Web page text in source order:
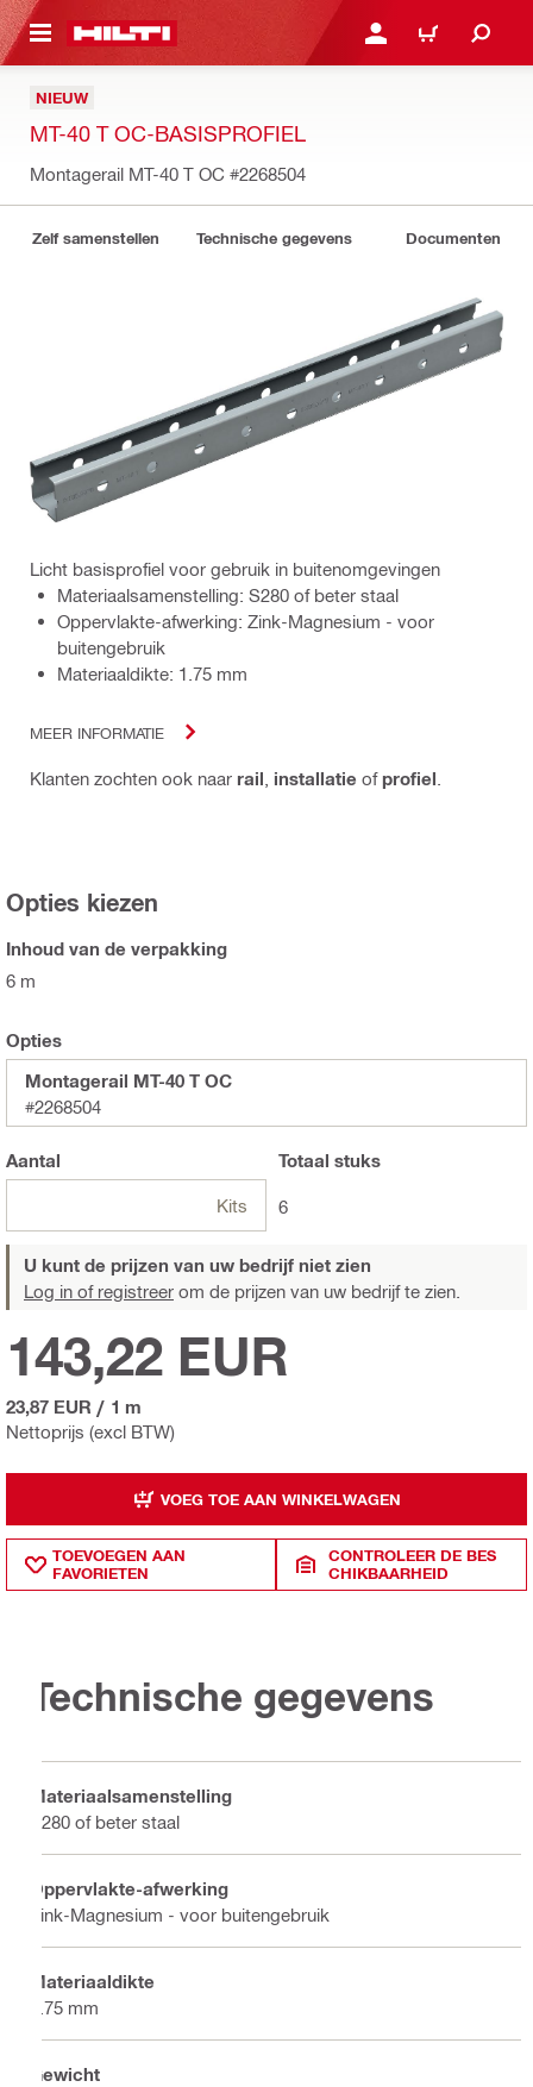
HOOFDINHOUD LOG IN OF REGISTREER
WINKELWAGEN
NIEUW
MT-40 T OC-BASISPROFIEL
Montagerail MT-40 T OC #2268504
Zelf samenstellen Technische gegevens Documenten
Licht basisprofiel voor gebruik in buitenomgevingen
Materiaalsamenstelling: S280 of beter staal
Oppervlakte-afwerking: Zink-Magnesium - voor
buitengebruik
Materiaaldikte: 1.75 mm
MEER INFORMATIE
Klanten zochten ook naar rail installatie ofprofiel
Opties kiezen
Inhoud van de verpakking
6 m
Opties
Montagerail MT-40 T OC
#2268504
Aantal
Kits
Totaal stuks
6
U kunt de prijzen van uw bedrijf niet zien
Log in of registreer om de prijzen van uw bedrijf te zien.
Nettoprijs (excl BTW)
143,22 EUR
23,87 EUR / 1 m
VOEG TOE AAN WINKELWAGEN
TOEVOEGEN AAN
FAVORIETEN
CONTROLEER DE BES
CHIKBAARHEID
Technische gegevens
Materiaalsamenstelling
S280 of beter staal
Oppervlakte-afwerking
Zink-Magnesium - voor buitengebruik
Materiaaldikte
1.75 mm
Gewicht